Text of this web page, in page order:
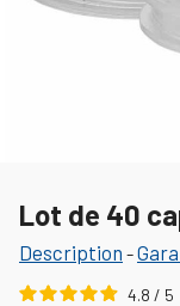
Lot de 40
Description -
4.8 / 5